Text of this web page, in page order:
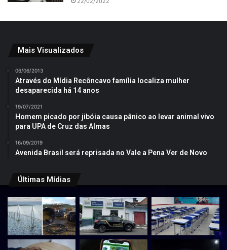
Mais Visualizados
06/06/2013
Através do Mídia Recôncavo família localiza mulher
desaparecida há 14 anos
19/07/2021
Homem picado por jibóia causa pânico ao levar animal vivo
para UPA de Cruz das Almas
16/09/2019
Avenida Brasil será reprisada no Vale a Pena Ver de Novo
Últimas Mídias